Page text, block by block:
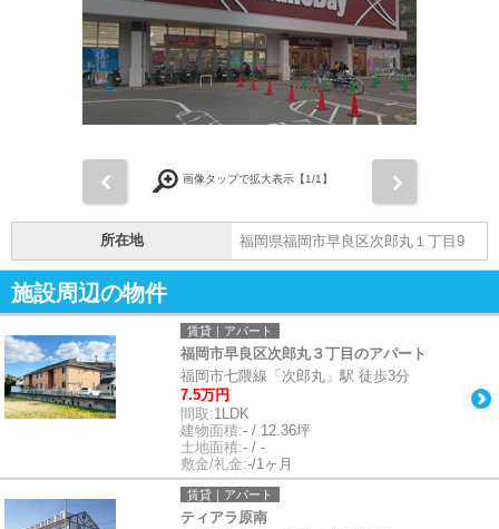
画像タップで拡大表示【1/1】
所在地 福岡県福岡市早良区次郎丸１丁目9
施設周辺の物件
賃貸｜アパート
福岡市早良区次郎丸３丁目のアパート
福岡市七隈線「次郎丸」駅 徒歩3分
7.5万円
間取:1LDK
建物面積:- / 12.36坪
土地面積:- / -
敷金/礼金:-/1ヶ月
賃貸｜アパート
ティアラ原南